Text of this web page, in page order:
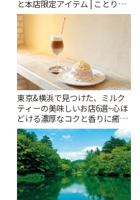
と本店限定アイテム | ことりっ
ぷ
東京&横浜で見つけた、ミルク
ティーの美味しいお店6選~心ほ
どける濃厚なコクと香りに癒や
されるティータイム~ | ことりっ
ぷ